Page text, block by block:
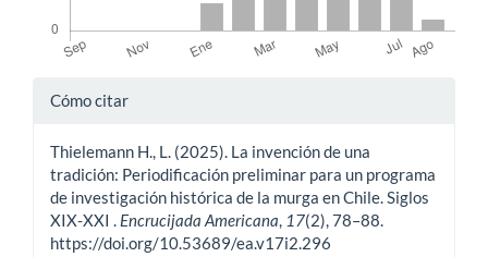
Detalles
artículo
Cómo citar
Thielemann H., L. (2025). La invención de una
tradición: Periodificación preliminar para un programa
de investigación histórica de la murga en Chile. Siglos
XIX-XXI . Encrucijada Americana, 17(2), 78–88.
https://doi.org/10.53689/ea.v17i2.296